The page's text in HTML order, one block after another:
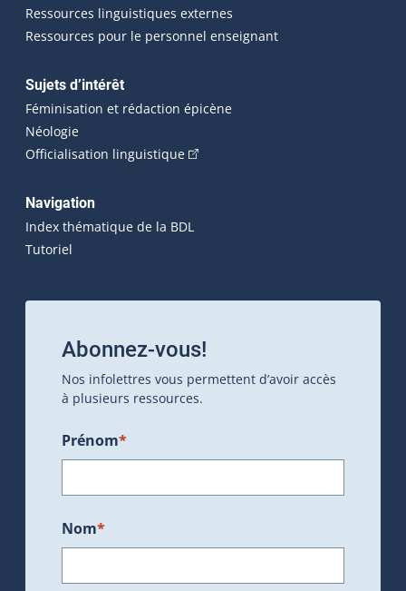
Ressources linguistiques externes
Ressources pour le personnel enseignant
Sujets d’intérêt
Féminisation et rédaction épicène
Néologie
Officialisation linguistique(Cet hyperlien externe s'ouvrira
Navigation
Index thématique de la BDL
Tutoriel
Abonnez-vous!
Nos infolettres vous permettent d’avoir accès
à plusieurs ressources.
Prénom*
Nom*